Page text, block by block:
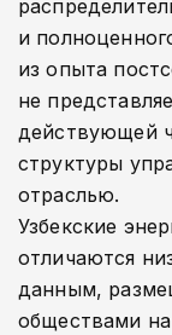
и
из опыта
не
действующей
структуры
отраслью.
Узбекские
отличаются
данным,
обществами